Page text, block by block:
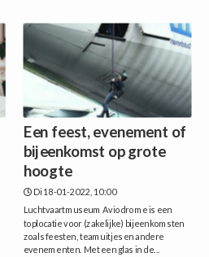
Een feest, evenement of
bijeenkomst op grote
hoogte
Di 18-01-2022, 10:00
Luchtvaartmuseum Aviodrome is een
toplocatie voor (zakelijke) bijeenkomsten
zoals feesten, teamuitjes en andere
evenementen. Met een glas in de...